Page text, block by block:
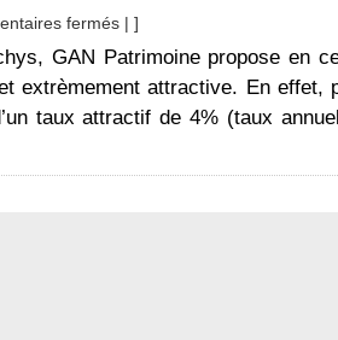
ferméssur
Patrimoine:
Découvrez
le
| ]
GAN Patrimoine propose en
extrèmement attractive. En effet,
taux attractif de 4% (taux